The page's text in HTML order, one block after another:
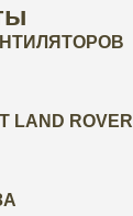
ROVER